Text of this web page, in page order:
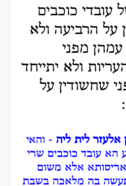
עובדי כוכבים
על הרביעה ולא
מפני
ולא יתייחד
שחשודין על
לית ליה - והאי
הא עובד כוכבים שרי
אלא משום
תעשה בה מלאכה בשבת